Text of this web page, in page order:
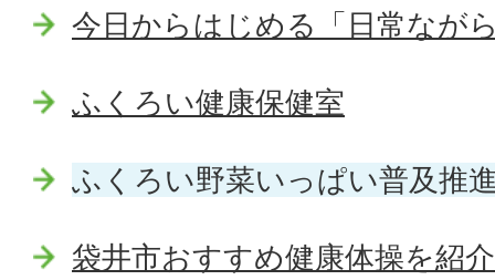
今日からはじめる「日常なが
ふくろい健康保健室
ふくろい野菜いっぱい普及推
袋井市おすすめ健康体操を紹